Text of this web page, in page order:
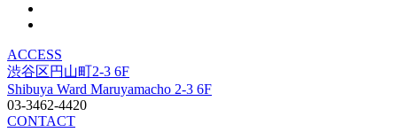
ACCESS
渋谷区円山町2-3 6F
Shibuya Ward Maruyamacho 2-3 6F
03-3462-4420
CONTACT